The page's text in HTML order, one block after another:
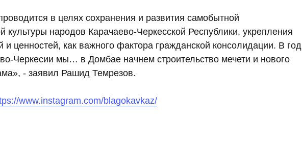
в целях сохранения и развития самобытной
культуры народов Карачаево-Черкесской Республики, укрепления
и ценностей, как важного фактора гражданской консолидации. В год
Черкесии мы… в Домбае начнем строительство мечети и нового
- заявил Рашид Темрезов.
www.instagram.com/blagokavkaz/